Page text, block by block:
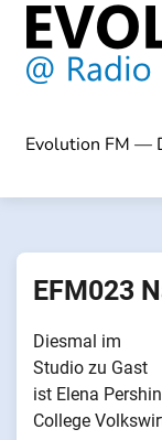
Evolution FM —
EFM023
Diesmal im
Studio zu Gast
ist Elena
College